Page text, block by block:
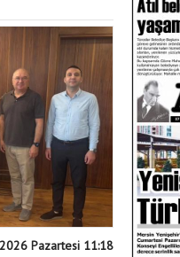
Pazartesi 11:18